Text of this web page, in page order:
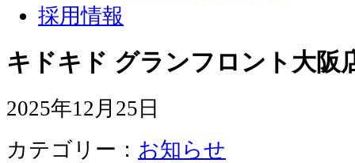
採用情報
キドキド グランフロント大阪
2025年12月25日
カテゴリー： お知らせ